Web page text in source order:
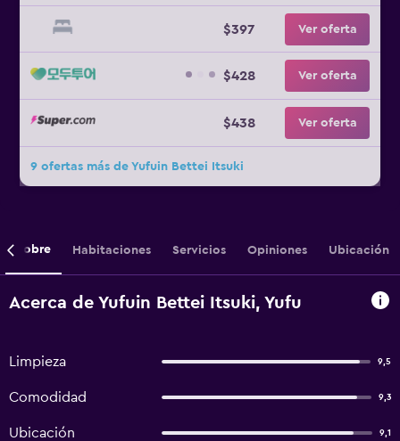
$397 Ver oferta
$428 Ver oferta
$438 Ver oferta
9 ofertas más de Yufuin Bettei Itsuki
Sobre Habitaciones Servicios Opiniones Ubicación
Acerca de Yufuin Bettei Itsuki, Yufu
Limpieza 9,5
Comodidad 9,3
Ubicación 9,1